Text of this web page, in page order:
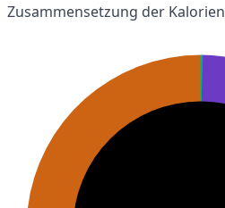
Zusammensetzung der Kalorien